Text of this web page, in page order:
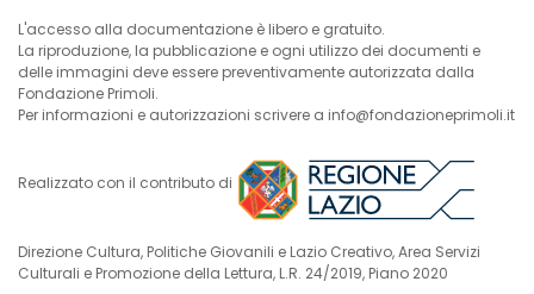
L'accesso alla documentazione è libero e gratuito.
La riproduzione, la pubblicazione e ogni utilizzo dei documenti e
delle immagini deve essere preventivamente autorizzata dalla
Fondazione Primoli.
Per informazioni e autorizzazioni scrivere a info@fondazioneprimoli.it
Realizzato con il contributo di
Direzione Cultura, Politiche Giovanili e Lazio Creativo, Area Servizi
Culturali e Promozione della Lettura, L.R. 24/2019, Piano 2020